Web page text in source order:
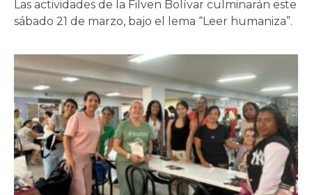
Las actividades de la Filven Bolívar culminarán este
sábado 21 de marzo, bajo el lema “Leer humaniza”.